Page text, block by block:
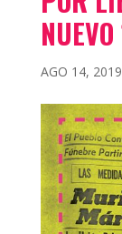
AGO 14, 2019